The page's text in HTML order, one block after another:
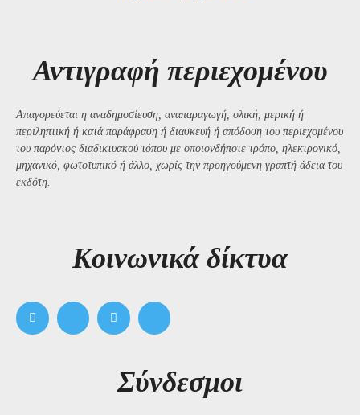
Αντιγραφή περιεχομένου
Απαγορεύεται η αναδημοσίευση, αναπαραγωγή, ολική, μερική ή
περιληπτική ή κατά παράφραση ή διασκευή ή απόδοση του περιεχομένου
του παρόντος διαδικτυακού τόπου με οποιονδήποτε τρόπο, ηλεκτρονικό,
μηχανικό, φωτοτυπικό ή άλλο, χωρίς την προηγούμενη γραπτή άδεια του
εκδότη.
Kοινωνικά δίκτυα
Σύνδεσμοι